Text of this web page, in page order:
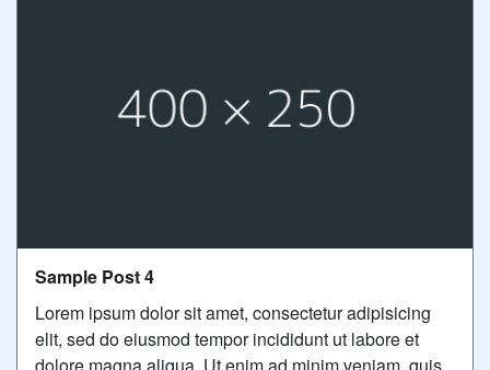
Sample Post 4
Lorem ipsum dolor sit amet, consectetur adipisicing
elit, sed do eiusmod tempor incididunt ut labore et